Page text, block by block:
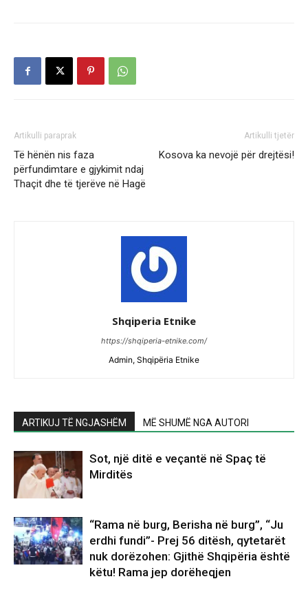
Artikulli paraprak
Të hënën nis faza
përfundimtare e gjykimit ndaj
Thaçit dhe të tjerëve në Hagë
Artikulli tjetër
Kosova ka nevojë për drejtësi!
Shqiperia Etnike
https://shqiperia-etnike.com/
Admin, Shqipëria Etnike
ARTIKUJ TË NGJASHËM MË SHUMË NGA AUTORI
Sot, një ditë e veçantë në Spaç të
Mirditës
“Rama në burg, Berisha në burg”, “Ju
erdhi fundi”- Prej 56 ditësh, qytetarët
nuk dorëzohen: Gjithë Shqipëria është
këtu! Rama jep dorëheqjen